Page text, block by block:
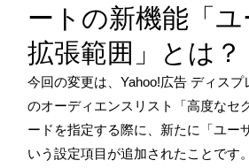
ートの新機能「
拡張範囲」とは？
今回の変更は、Yahoo!広告 ディスプ
のオーディエンスリスト「高度なセ
ードを指定する際に、新たに「ユー
いう設定項目が追加されたことです。